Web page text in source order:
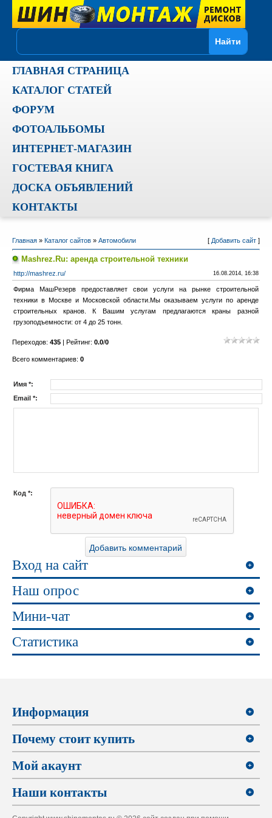
ГЛАВНАЯ СТРАНИЦА
КАТАЛОГ СТАТЕЙ
ФОРУМ
ФОТОАЛЬБОМЫ
ИНТЕРНЕТ-МАГАЗИН
ГОСТЕВАЯ КНИГА
ДОСКА ОБЪЯВЛЕНИЙ
КОНТАКТЫ
Главная» Каталог сайтов» Автомобили [ Добавить сайт]
Mashrez.Ru: аренда строительной техники
http://mashrez.ru/ 16.08.2014, 16:38
Фирма МашРезерв предоставляет свои услуги на рынке строительной
техники в Москве и Московской области.Мы оказываем услуги по аренде
строительных кранов. К Вашим услугам предлагаются краны разной
грузоподъемности: от 4 до 25 тонн.
Переходов: 435| Рейтинг: 0.0/0
Всего комментариев: 0
Имя *:
Email *:
Код *:
Вход на сайт
Наш опрос
Мини-чат
Статистика
Информация
Почему стоит купить
Мой акаунт
Наши контакты